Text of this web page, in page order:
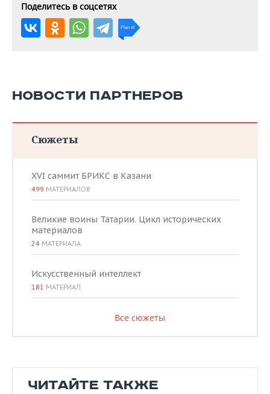
Поделитесь в соцсетях
НОВОСТИ ПАРТНЕРОВ
Сюжеты
XVI саммит БРИКС в Казани
499 МАТЕРИАЛОВ
Великие воины Татарии. Цикл исторических
материалов
24 МАТЕРИАЛА
Искусственный интеллект
181 МАТЕРИАЛ
Все сюжеты
ЧИТАЙТЕ ТАКЖЕ